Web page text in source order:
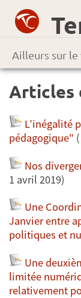
Ailleurs sur le
Articles
L’inégalité
pédagogique"
Nos
1 avril 2019)
Une
Janvier entre
politiques et
Une
limitée
relativement